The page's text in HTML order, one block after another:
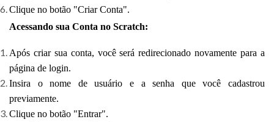
Clique no botão "Criar Conta".
Acessando sua Conta no Scratch:
Após criar sua conta, você será redirecionado novamente para a
página de login.
Insira o nome de usuário e a senha que você cadastrou
previamente.
Clique no botão "Entrar".